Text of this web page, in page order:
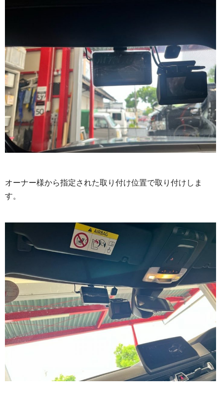
オーナー様から指定された取り付け位置で取り付けしま
す。